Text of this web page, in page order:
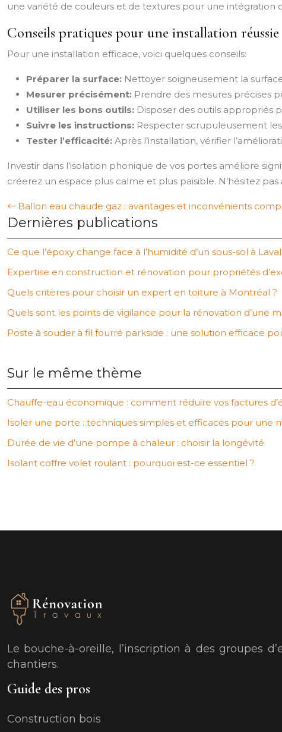
une variété de couleurs et de textures pour une intégration
Conseils pratiques pour une installation réussie
Pour une installation efficace, voici quelques conseils:
Préparer la surface: Nettoyer soigneusement la
Mesurer précisément: Prendre des mesures précises
Utiliser les bons outils: Disposer des outils appropriés
Suivre les instructions: Respecter scrupuleusement
Tester l’efficacité: Après l’installation, vérifier
Investir dans l’isolation phonique de vos portes améliore
créerez un espace plus calme et plus paisible. N’hésitez
Ballon eau chaude gaz : avantages et inconvénients
Dernières publications
Ce que l’époxy change face à l’humidité d’un sous-sol à Laval
Expertise en construction et rénovation pour propriétés
Quels critères pour choisir un expert en toiture à Montréal ?
Quels sont les points de vigilance pour la rénovation d’une
Poste à souder à fil fourré parkside : une solution efficace
Sur le même thème
Chauffe-eau économique : comment réduire vos factures
Isoler une porte : techniques simples et efficaces pour une
Durée de vie d’une pompe à chaleur : choisir la longévité
Isolant coffre volet roulant : pourquoi est-ce essentiel ?
Le bouche-à-oreille, l’inscription à des groupes
chantiers.
Guide des pros
Construction bois